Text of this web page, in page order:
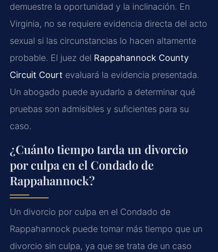
demuestre la oportunidad y la inclinación. En
Virginia, no se requiere evidencia directa del acto
sexual si las circunstancias lo hacen altamente
probable. El juez del Rappahannock County
Circuit Court evaluará la evidencia presentada.
Un abogado puede ayudarlo a determinar qué
pruebas son admisibles y suficientes para su
caso.
¿Cuánto tiempo tarda un divorcio
por culpa en el Condado de
Rappahannock?
Un divorcio por culpa en el Condado de
Rappahannock puede tomar más tiempo que un
divorcio sin culpa, ya que se trata de un caso